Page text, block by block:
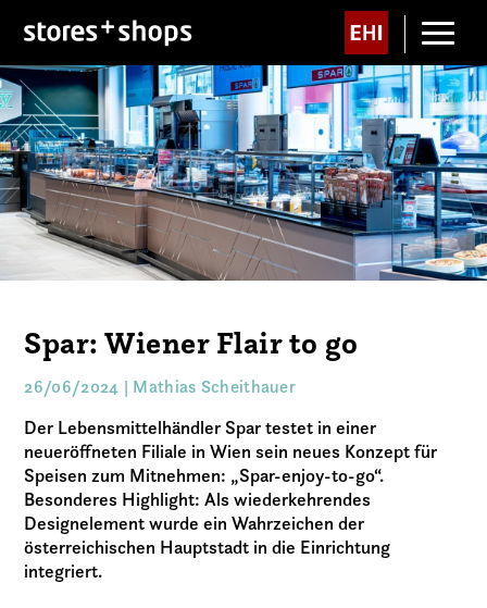
Spar: Wiener Flair to go
26/06/2024 | Mathias Scheithauer
Der Lebensmittelhändler Spar testet in einer
neueröffneten Filiale in Wien sein neues Konzept für
Speisen zum Mitnehmen: „Spar-enjoy-to-go“.
Besonderes Highlight: Als wiederkehrendes
Designelement wurde ein Wahrzeichen der
österreichischen Hauptstadt in die Einrichtung
integriert.